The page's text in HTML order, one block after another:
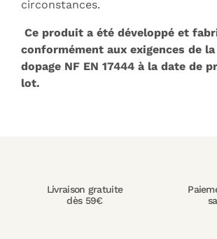
circonstances.
Ce produit a été développé et
conformément aux exigences de
dopage NF EN 17444 à la date de
lot.
Livraison gratuite
dès 59€